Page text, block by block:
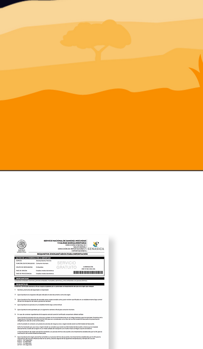
View
Form to return exported products
to the US 9010-1